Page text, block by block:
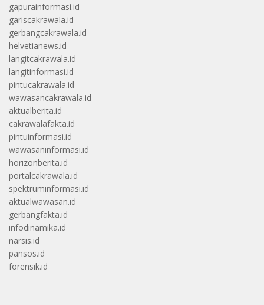
gapurainformasi.id
gariscakrawala.id
gerbangcakrawala.id
helvetianews.id
langitcakrawala.id
langitinformasi.id
pintucakrawala.id
wawasancakrawala.id
aktualberita.id
cakrawalafakta.id
pintuinformasi.id
wawasaninformasi.id
horizonberita.id
portalcakrawala.id
spektruminformasi.id
aktualwawasan.id
gerbangfakta.id
infodinamika.id
narsis.id
pansos.id
forensik.id